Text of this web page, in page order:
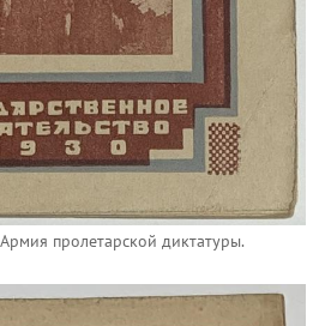
пролетарской диктатуры.